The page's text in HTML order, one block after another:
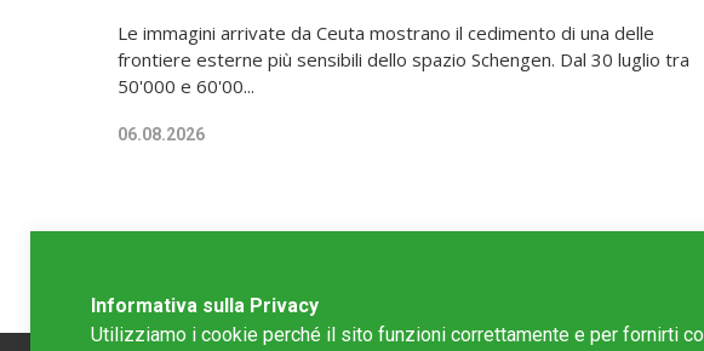
Le immagini arrivate da Ceuta mostrano il cedimento di una delle
frontiere esterne più sensibili dello spazio Schengen. Dal 30 luglio tra
50'000 e 60'00...
06.08.2026
Informativa sulla Privacy
Utilizziamo i cookie perché il sito funzioni correttamente e per fornirti